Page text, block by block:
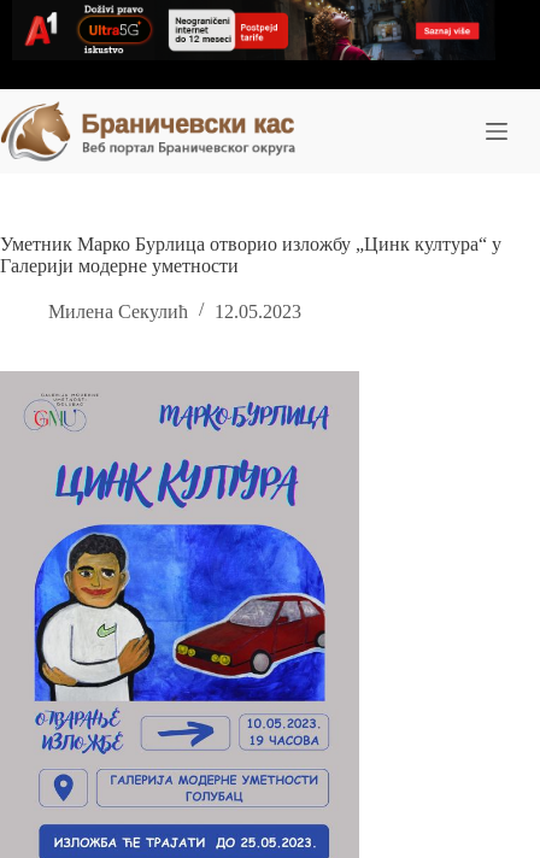
content
Уметник Марко Бурлица отворио изложбу „Цинк култура“ у
Галерији модерне уметности
Милена Секулић 12.05.2023